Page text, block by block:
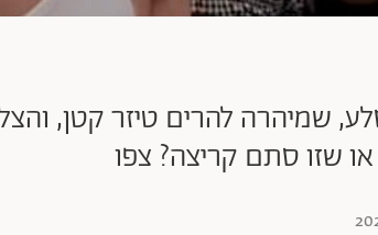
שמיהרה להרים טיזר קטן,
שזו סתם קריצה? צפו